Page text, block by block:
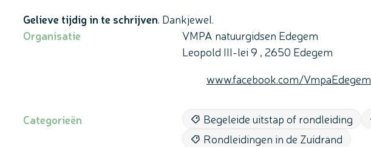
Gelieve tijdig in te schrijven. Dankjewel.
Organisatie
VMPA natuurgidsen Edegem
Leopold III-lei 9 , 2650 Edegem
Websitewww.facebook.com/VmpaEdegem
Categorieën Begeleide uitstap of rondleiding
Rondleidingen in de Zuidrand